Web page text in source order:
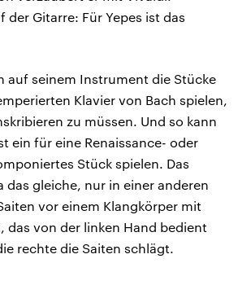
der Gitarre: Für Yepes ist das
auf seinem Instrument die Stücke
Klavier von Bach spielen,
zu müssen. Und so kann
ein für eine Renaissance- oder
Stück spielen. Das
das gleiche, nur in einer anderen
vor einem Klangkörper mit
das von der linken Hand bedient
rechte die Saiten schlägt.